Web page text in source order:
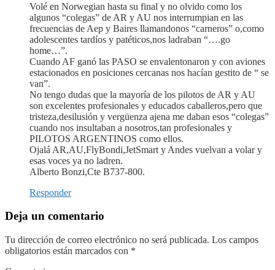
Volé en Norwegian hasta su final y no olvido como los
algunos “colegas” de AR y AU nos interrumpian en las
frecuencias de Aep y Baires llamandonos “carneros” o,como
adolescentes tardíos y patéticos,nos ladraban “….go
home…”.
Cuando AF ganó las PASO se envalentonaron y con aviones
estacionados en posiciones cercanas nos hacían gestito de “ se
van”.
No tengo dudas que la mayoría de los pilotos de AR y AU
son excelentes profesionales y educados caballeros,pero que
tristeza,desilusión y vergüenza ajena me daban esos “colegas”
cuando nos insultaban a nosotros,tan profesionales y
PILOTOS ARGENTINOS como ellos.
Ojalá AR,AU,FlyBondi,JetSmart y Andes vuelvan a volar y
esas voces ya no ladren.
Alberto Bonzi,Cte B737-800.
Responder
Deja un comentario
Tu dirección de correo electrónico no será publicada. Los campos
obligatorios están marcados con *